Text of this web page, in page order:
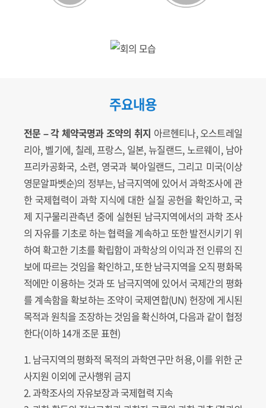
주요내용
전문 – 각 체약국명과 조약의 취지 아르헨티나, 오스트레일
리아, 벨기에, 칠레, 프랑스, 일본, 뉴질랜드, 노르웨이, 남아
프리카공화국, 소련, 영국과 북아일랜드, 그리고 미국(이상
영문알파벳순)의 정부는, 남극지역에 있어서 과학조사에 관
한 국제협력이 과학 지식에 대한 실질 공헌을 확인하고, 국
제 지구물리관측년 중에 실현된 남극지역에서의 과학 조사
의 자유를 기초로 하는 협력을 계속하고 또한 발전시키기 위
하여 확고한 기초를 확립함이 과학상의 이익과 전 인류의 진
보에 따르는 것임을 확인하고, 또한 남극지역을 오직 평화목
적에만 이용하는 것과 또 남극지역에 있어서 국제간의 평화
를 계속함을 확보하는 조약이 국제연합(UN) 헌장에 게시된
목적과 원칙을 조장하는 것임을 확신하여, 다음과 같이 협정
한다(이하 14개 조문 표현)
1. 남극지역의 평화적 목적의 과학연구만 허용, 이를 위한 군
사지원 이외에 군사행위 금지
2. 과학조사의 자유보장과 국제협력 지속